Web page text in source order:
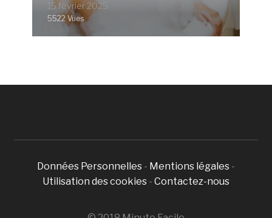
15 février 2025
5522 Vues
Données Personnelles - Mentions légales -
Utilisation des cookies - Contactez-nous